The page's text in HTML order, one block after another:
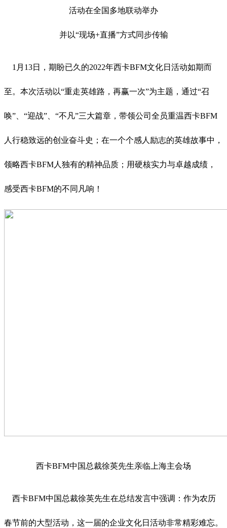
活动在全国多地联动举办
并以“现场+直播”方式同步传输
1月13日，期盼已久的2022年西卡BFM文化日活动如期而
至。本次活动以“重走英雄路，再赢一次”为主题，通过“召
唤”、“迎战”、“不凡”三大篇章，带领公司全员重温西卡BFM
人行稳致远的创业奋斗史；在一个个感人励志的英雄故事中，
领略西卡BFM人独有的精神品质；用硬核实力与卓越成绩，
感受西卡BFM的不同凡响！
西卡BFM中国总裁徐英先生亲临上海主会场
西卡BFM中国总裁徐英先生在总结发言中强调：作为农历
春节前的大型活动，这一届的企业文化日活动非常精彩难忘。